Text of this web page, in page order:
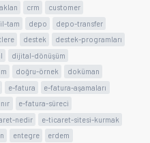
crm
customer
tam depo
depo-transfer
destek
destek-programları
dijital-dönüşüm
doğru-örnek
doküman
e-fatura
e-fatura-aşamaları
e-fatura-süreci
nedir
e-ticaret-sitesi-kurmak
entegre
erdem